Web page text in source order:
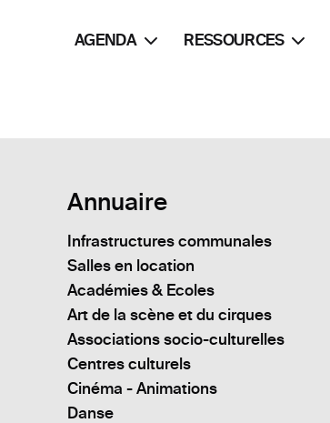
AGENDA RESSOURCES
Annuaire
Infrastructures communales
Salles en location
Académies & Ecoles
Art de la scène et du cirques
Associations socio-culturelles
Centres culturels
Cinéma - Animations
Danse